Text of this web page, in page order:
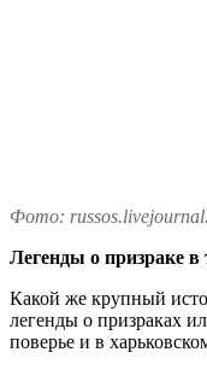
Фото:
Легенды о призраке в
Какой же крупный
легенды о призраках
поверье и в